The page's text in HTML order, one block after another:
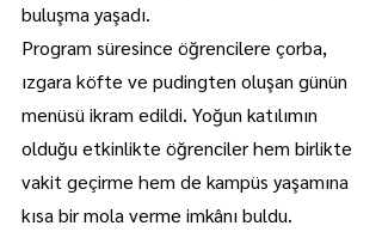
buluşma yaşadı.
Program süresince öğrencilere çorba,
ızgara köfte ve pudingten oluşan günün
menüsü ikram edildi. Yoğun katılımın
olduğu etkinlikte öğrenciler hem birlikte
vakit geçirme hem de kampüs yaşamına
kısa bir mola verme imkânı buldu.